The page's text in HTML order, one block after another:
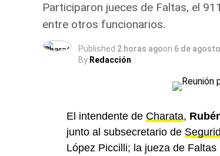
Participaron jueces de Faltas, el
entre otros funcionarios.
Published 2 horas agoon 6 de
By Redacción
El intendente de Charata,
junto al subsecretario de
López Piccilli; la jueza de